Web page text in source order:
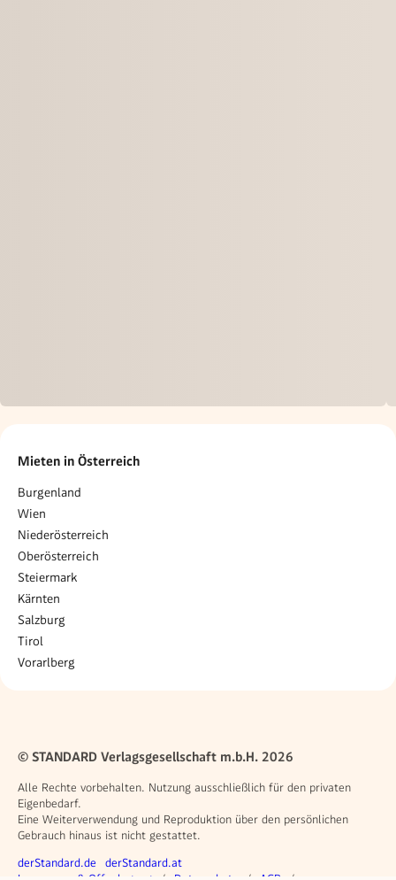
Mieten in Österreich
Burgenland
Wien
Niederösterreich
Oberösterreich
Steiermark
Kärnten
Salzburg
Tirol
Vorarlberg
© STANDARD Verlagsgesellschaft m.b.H. 2026
Alle Rechte vorbehalten. Nutzung ausschließlich für den privaten
Eigenbedarf.
Eine Weiterverwendung und Reproduktion über den persönlichen
Gebrauch hinaus ist nicht gestattet.
Weitere Angebote
derStandard.de derStandard.at